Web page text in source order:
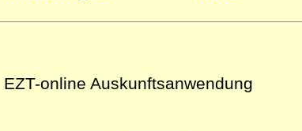
EZT-online Auskunftsanwendung